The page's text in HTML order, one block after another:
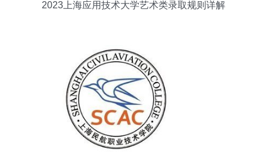
2023上海应用技术大学艺术类录取规则详解